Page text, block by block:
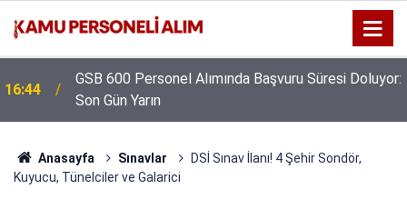
16:44
GSB 600 Personel Alımında Başvuru Süresi Doluyor:
Son Gün Yarın
Anasayfa Sınavlar
DSİ Sınav İlanı! 4 Şehir Sondör,
Kuyucu, Tünelciler ve Galarici